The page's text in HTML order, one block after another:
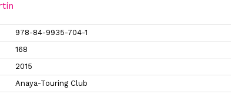
978-84-9935-704-1
168
2015
Anaya-Touring Club